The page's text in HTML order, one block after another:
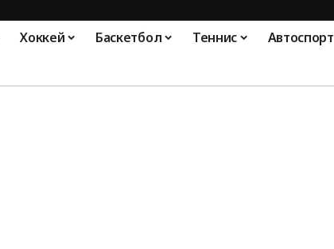
Хоккей Баскетбол Теннис Автоспорт